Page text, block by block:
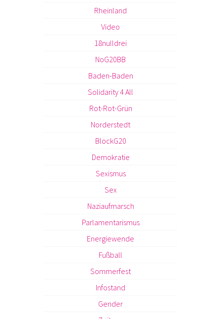
Rheinland
Video
18nulldrei
NoG20BB
Baden-Baden
Solidarity 4 All
Rot-Rot-Grün
Norderstedt
BlockG20
Demokratie
Sexismus
Sex
Naziaufmarsch
Parlamentarismus
Energiewende
Fußball
Sommerfest
Infostand
Gender